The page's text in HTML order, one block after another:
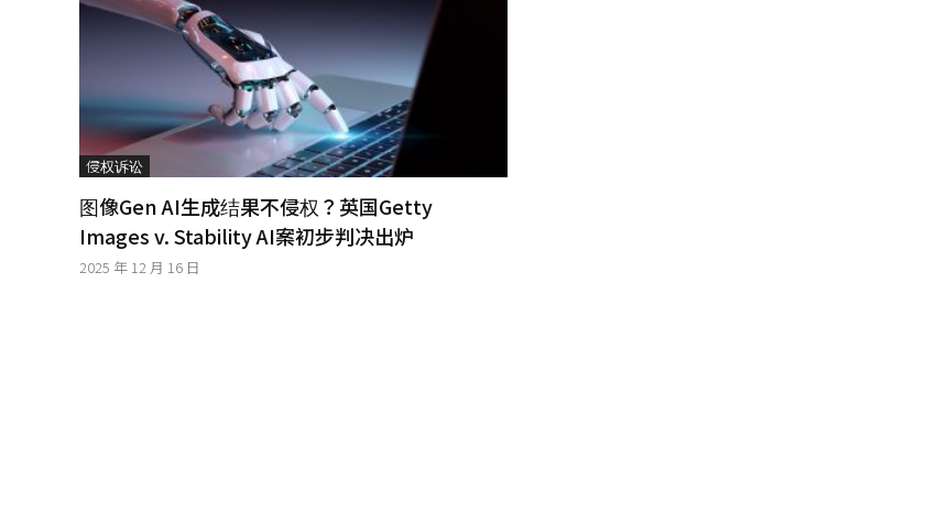
標
申
請
│
侵
權
分
析
│
智
財
侵权诉讼
图像Gen AI生成结果不侵权？英国Getty
Images v. Stability AI案初步判决出炉
2025 年 12 月 16 日